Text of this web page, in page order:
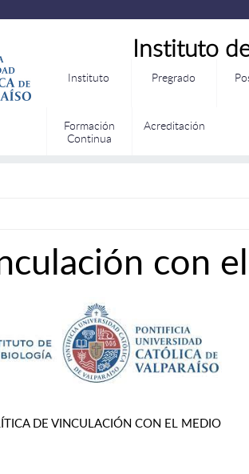
Instituto
Instituto Pregrado
Formación
Continua
Acreditación
con
DE VINCULACIÓN CON EL MEDIO